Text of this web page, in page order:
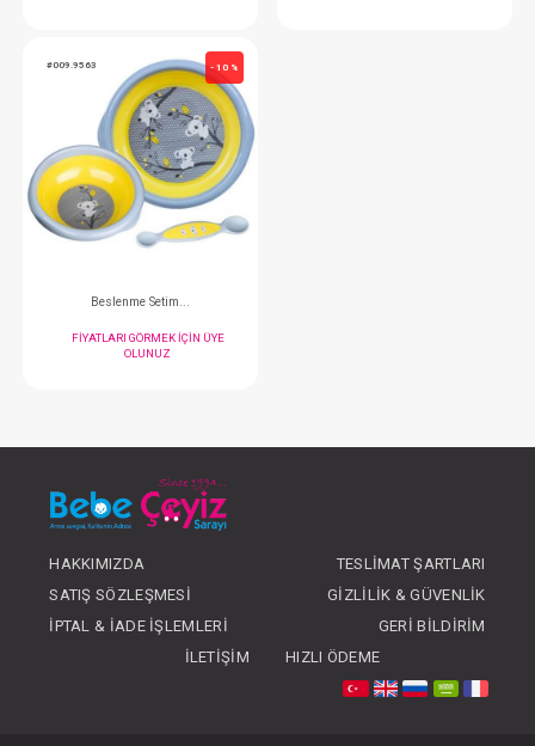
Tabak Kaşık...Vakumlu
FIYATLARI GÖRMEK IÇIN ÜYE
OLUNUZ
#009.9563
Beslenme Setim...
FIYATLARI GÖRMEK IÇIN ÜYE
HAKKIMIZDA
TESLIMAT ŞARTLARI
SATIŞ SÖZLEŞMESI
GIZLILIK & GÜVENLIK
İPTAL & İADE İŞLEMLERI
GERI BILDIRIM
İLETIŞIM
HIZLI ÖDEME